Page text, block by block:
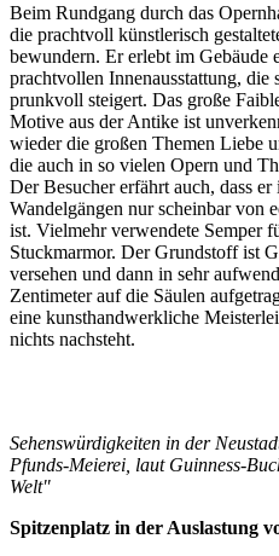
Beim Rundgang durch das
die prachtvoll künstlerisch
bewundern. Er erlebt im Gebäude
prachtvollen Innenausstattung, die
prunkvoll steigert. Das große
Motive aus der Antike ist
wieder die großen Themen Liebe
die auch in so vielen Opern und
Der Besucher erfährt auch, dass
Wandelgängen nur scheinbar von
ist. Vielmehr verwendete Semper
Stuckmarmor. Der Grundstoff ist
versehen und dann in sehr
Zentimeter auf die Säulen
eine kunsthandwerkliche
nichts nachsteht.
Sehenswürdigkeiten in der
Pfunds-Meierei, laut Guinness-
Welt"
Spitzenplatz in der Auslastung